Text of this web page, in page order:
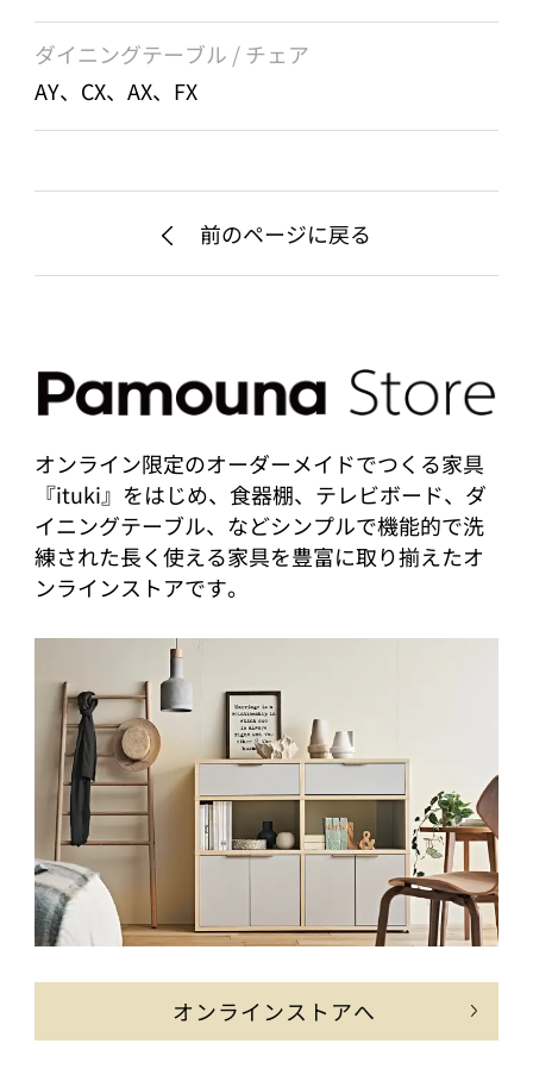
ダイニングテーブル / チェア
AY、CX、AX、FX
前のページに戻る
オンライン限定のオーダーメイドでつくる家具
『ituki』をはじめ、食器棚、テレビボード、ダ
イニングテーブル、などシンプルで機能的で洗
練された長く使える家具を豊富に取り揃えたオ
ンラインストアです。
オンラインストアへ